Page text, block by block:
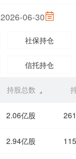
2026-06-30
社保持仓
信托持仓
持股总数
2.06亿股
2.94亿股